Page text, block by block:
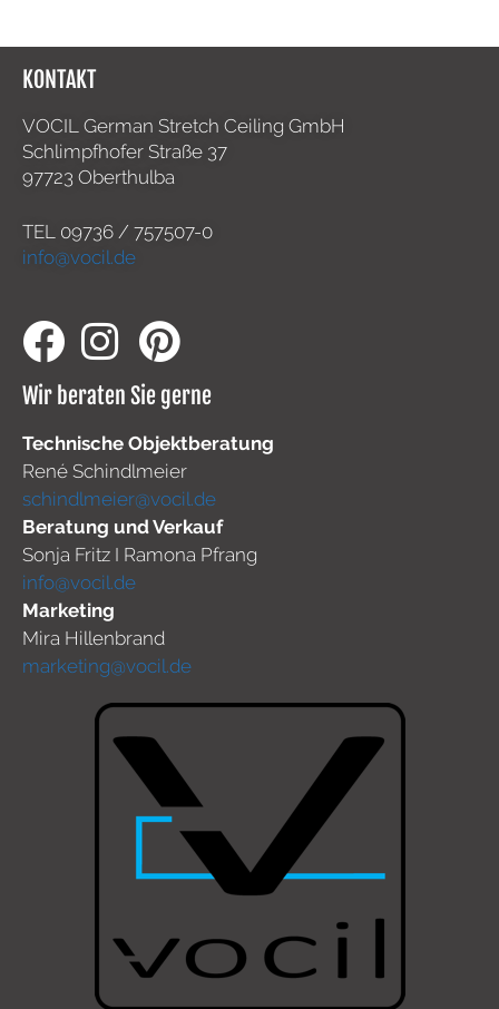
KONTAKT
VOCIL German Stretch Ceiling GmbH
Schlimpfhofer Straße 37
97723 Oberthulba
TEL 09736 / 757507-0
info@vocil.de
Wir beraten Sie gerne
Technische Objektberatung
René Schindlmeier
schindlmeier@vocil.de
Beratung und Verkauf
Sonja Fritz I Ramona Pfrang
info@vocil.de
Marketing
Mira Hillenbrand
marketing@vocil.de